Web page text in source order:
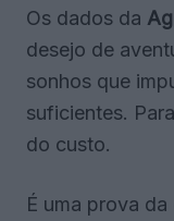
Os dados da
desejo de
sonhos que
suficientes.
do custo.
É uma prova